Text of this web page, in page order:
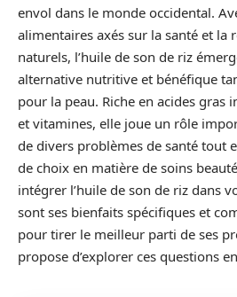
envol dans le monde occidental.
alimentaires axés sur la santé et la
naturels, l’huile de son de riz
alternative nutritive et bénéfique
pour la peau. Riche en acides gras
et vitamines, elle joue un rôle
de divers problèmes de santé tout
de choix en matière de soins
intégrer l’huile de son de riz dans
sont ses bienfaits spécifiques et
pour tirer le meilleur parti de ses
propose d’explorer ces questions